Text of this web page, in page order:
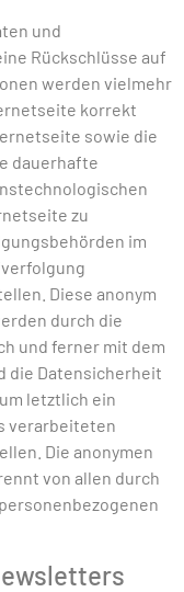
und
Rückschlüsse auf
werden vielmehr
korrekt
sowie die
dauerhafte
zu
im
Diese anonym
durch die
und ferner mit dem
die Datensicherheit
letztlich ein
verarbeiteten
Die anonymen
von allen durch